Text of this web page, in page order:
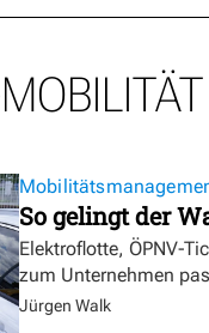
So gelingt der
Elektroflotte, ÖPNV-
zum Unternehmen
Jürgen Walk